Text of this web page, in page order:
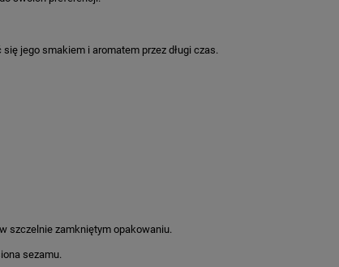
jego smakiem i aromatem przez długi czas.
szczelnie zamkniętym opakowaniu.
sezamu.